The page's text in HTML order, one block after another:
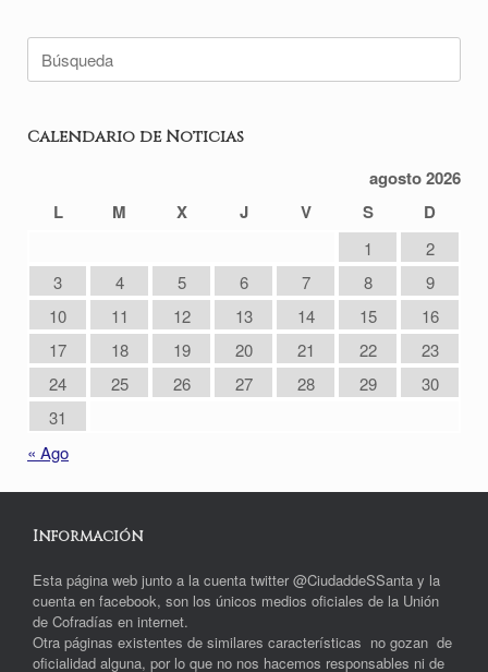
Calendario de Noticias
agosto 2026
L
M X J V S D
1
2
3
4 5 6 7 8
9
10
11 12 13 14 15
16
17
18 19 20 21 22
23
24
25 26 27 28 29
30
31
« Ago
Información
Esta página web junto a la cuenta twitter @CiudaddeSSanta y la
cuenta en facebook, son los únicos medios oficiales de la Unión
de Cofradías en internet.
Otra páginas existentes de similares características no gozan de
oficialidad alguna, por lo que no nos hacemos responsables ni de